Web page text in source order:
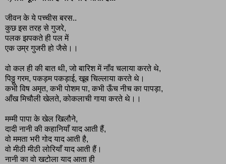
जीवन के ये पच्चीस बरस..
कुछ इस तरह से गुजरे,
पलक झपकते ही पल में
एक उम्र गुजरी हो जैसे।।
वो कल ही की बात थी, जो बारिश में नाँव चलाया करते थे,
पिठ्ठू गरम, पकड़म पकड़ाई, खूब चिल्लाया करते थे।
कभी विष अमृत, कभी पोशम पा, कभी ऊँच नीच का पापड़ा,
आँख मिचौली खेलते, कोकलाची गाया करते थे।।
मम्मी पापा के खेल खिलौने,
दादी नानी की कहानियाँ याद आती हैं,
वो ममता भरी गोद याद आती है,
वो मीठी मीठी लोरियाँ याद आती हैं।
नानी का वो खटोला याद आता ही